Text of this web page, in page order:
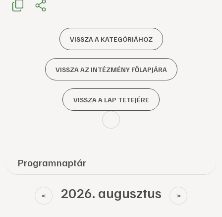
VISSZA A KATEGÓRIÁHOZ
VISSZA AZ INTÉZMÉNY FŐLAPJÁRA
VISSZA A LAP TETEJÉRE
Programnaptár
< 2026. augusztus >